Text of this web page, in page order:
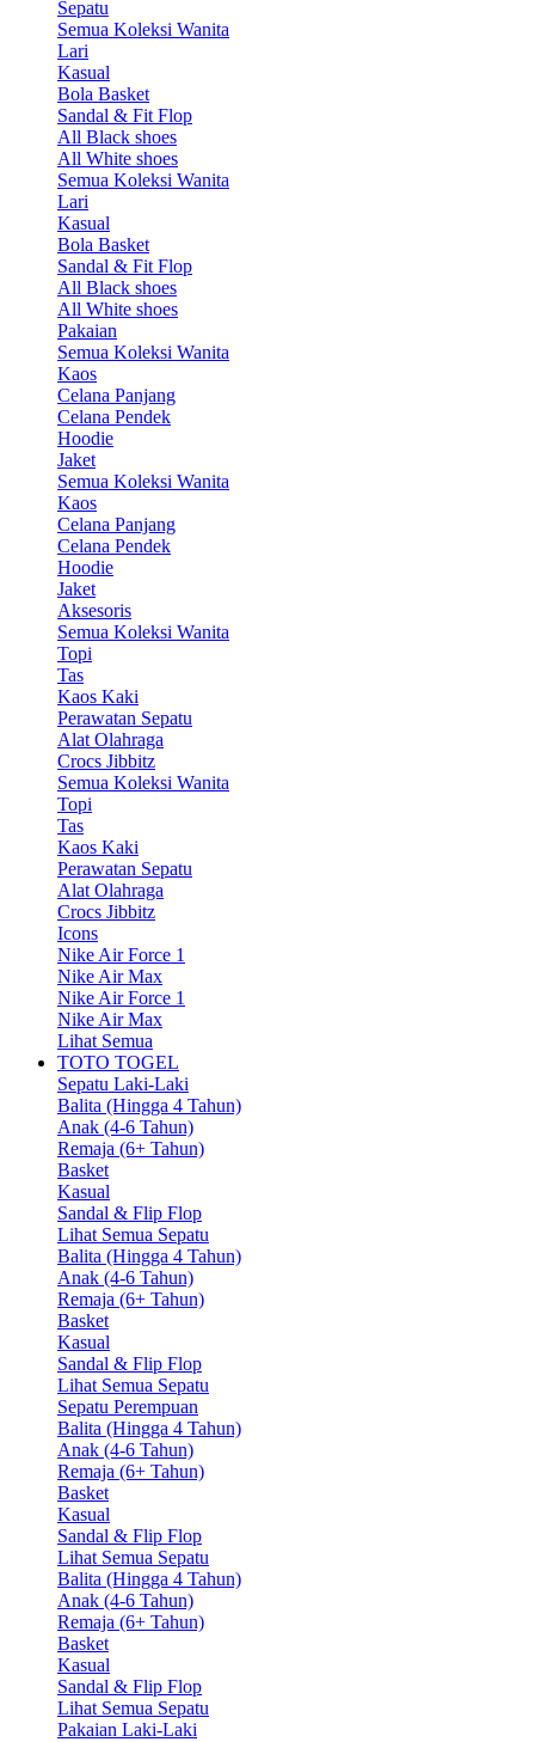
Sepatu
Semua Koleksi Wanita
Lari
Kasual
Bola Basket
Sandal & Fit Flop
All Black shoes
All White shoes
Semua Koleksi Wanita
Lari
Kasual
Bola Basket
Sandal & Fit Flop
All Black shoes
All White shoes
Pakaian
Semua Koleksi Wanita
Kaos
Celana Panjang
Celana Pendek
Hoodie
Jaket
Semua Koleksi Wanita
Kaos
Celana Panjang
Celana Pendek
Hoodie
Jaket
Aksesoris
Semua Koleksi Wanita
Topi
Tas
Kaos Kaki
Perawatan Sepatu
Alat Olahraga
Crocs Jibbitz
Semua Koleksi Wanita
Topi
Tas
Kaos Kaki
Perawatan Sepatu
Alat Olahraga
Crocs Jibbitz
Icons
Nike Air Force 1
Nike Air Max
Nike Air Force 1
Nike Air Max
Lihat Semua
TOTO TOGEL
Sepatu Laki-Laki
Balita (Hingga 4 Tahun)
Anak (4-6 Tahun)
Remaja (6+ Tahun)
Basket
Kasual
Sandal & Flip Flop
Lihat Semua Sepatu
Balita (Hingga 4 Tahun)
Anak (4-6 Tahun)
Remaja (6+ Tahun)
Basket
Kasual
Sandal & Flip Flop
Lihat Semua Sepatu
Sepatu Perempuan
Balita (Hingga 4 Tahun)
Anak (4-6 Tahun)
Remaja (6+ Tahun)
Basket
Kasual
Sandal & Flip Flop
Lihat Semua Sepatu
Balita (Hingga 4 Tahun)
Anak (4-6 Tahun)
Remaja (6+ Tahun)
Basket
Kasual
Sandal & Flip Flop
Lihat Semua Sepatu
Pakaian Laki-Laki